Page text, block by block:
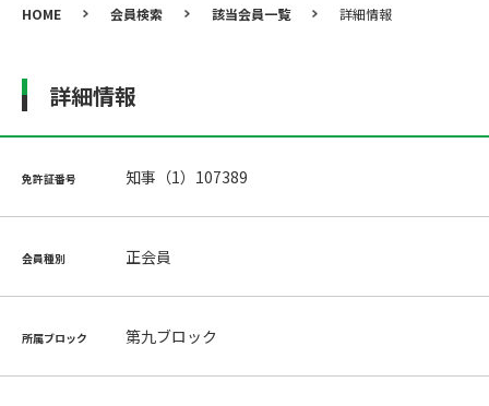
HOME 会員検索 該当会員一覧 詳細情報
詳細情報
免許証番号 知事（1）107389
会員種別 正会員
所属ブロック 第九ブロック